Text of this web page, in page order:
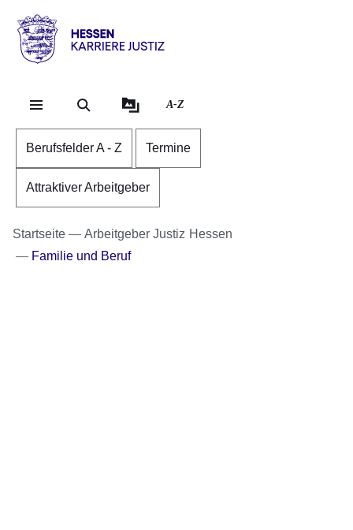
karriere.justiz
hessen.de
A-Z
Berufsfelder A - Z Termine
Attraktiver Arbeitgeber
Startseite
Arbeitgeber Justiz Hessen
Familie und Beruf